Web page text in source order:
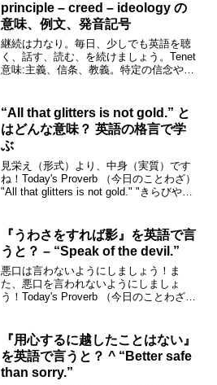
principle – creed – ideology の
意味、例文、発音記号
継続は力なり。毎日、少しでも英語を聴
く、話す、読む、を続けましょう。Tenet
意味:主義、信条、教義。特定の信念や原
詞:名詞（Noun）発音記号:/ˈtɛnɪt/使い分
け...
“All that glitters is not gold.” と
はどんな意味？ 英語の格言で学
ぶ
見栄え（形式）より、中身（実質）です
ね！Today's Proverb （今日のことわざ）
"All that glitters is not gold." "きらびやか
『うわさをすれば影』を英語で言
うと？ – “Speak of the devil.”
悪口は言わないようにしましょう！ま
た、悪口を言われないようにしましょ
う！Today's Proverb （今日のことわざ）
『用心するに越したことはない』
を英語で言うと？ ^ “Better safe
than sorry.”